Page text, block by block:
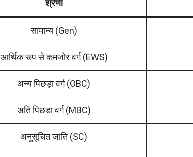
श्रेणी
सामान्य (Gen)
आर्थिक रूप से कमजोर वर्ग (EWS)
अन्य पिछड़ा वर्ग (OBC)
अति पिछड़ा वर्ग (MBC)
अनुसूचित जाति (SC)